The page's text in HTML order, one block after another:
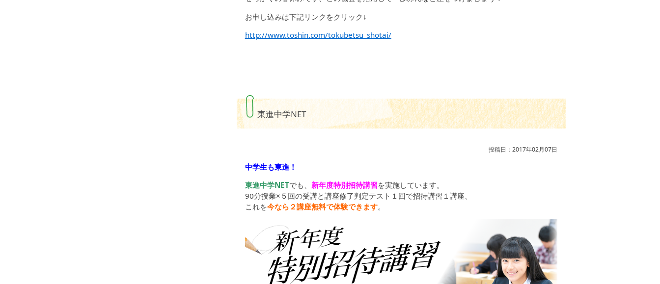
お申し込みは下記リンクをクリック↓
http://www.toshin.com/tokubetsu_shotai/
東進中学NET
投稿日：2017年02月07日
中学生も東進！
東進中学NETでも、 新年度特別招待講習を実施しています。
90分授業×５回の受講と講座修了判定テスト１回で招待講習１講座、
これを今なら２講座無料で体験できます。